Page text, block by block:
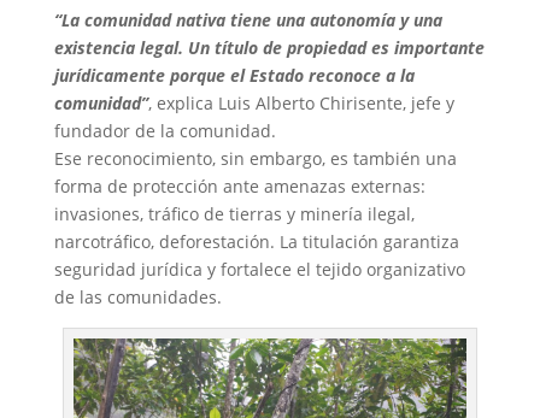
“La comunidad nativa tiene una autonomía y una
existencia legal. Un título de propiedad es importante
jurídicamente porque el Estado reconoce a la
comunidad”, explica Luis Alberto Chirisente, jefe y
fundador de la comunidad.
Ese reconocimiento, sin embargo, es también una
forma de protección ante amenazas externas:
invasiones, tráfico de tierras y minería ilegal,
narcotráfico, deforestación. La titulación garantiza
seguridad jurídica y fortalece el tejido organizativo
de las comunidades.